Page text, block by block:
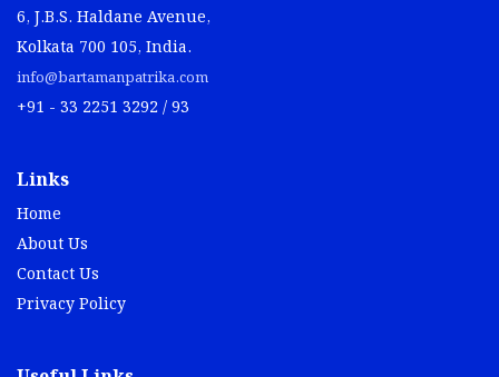
6, J.B.S. Haldane Avenue,
Kolkata 700 105, India.
info@bartamanpatrika.com
+91 - 33 2251 3292 / 93
Links
Home
About Us
Contact Us
Privacy Policy